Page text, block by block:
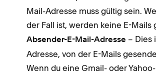
Mail-Adresse muss gültig sein.
der Fall ist, werden keine E-Mails
Absender-E-Mail-Adresse – Dies
Adresse, von der E-Mails
Wenn du eine Gmail- oder